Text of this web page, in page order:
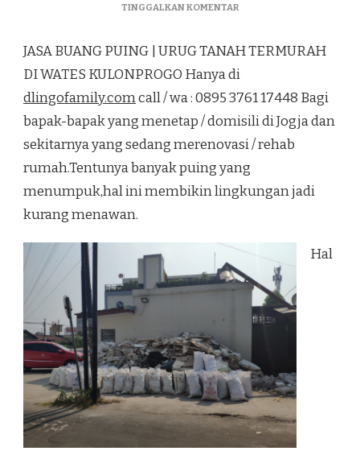
TINGGALKAN KOMENTARPADA
PUING
|
TANAH
TERMURAH
DI
WATES
JASA BUANG PUING | URUG TANAH TERMURAH
DI WATES KULONPROGO Hanya di
dlingofamily.comcall / wa : 0895 3761 17448 Bagi
bapak-bapak yang menetap / domisili di Jogja dan
sekitarnya yang sedang merenovasi / rehab
rumah.Tentunya banyak puing yang
menumpuk,hal ini membikin lingkungan jadi
kurang menawan.
Hal